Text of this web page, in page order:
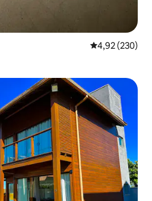
4,92 av 5 i
4,92 (230)